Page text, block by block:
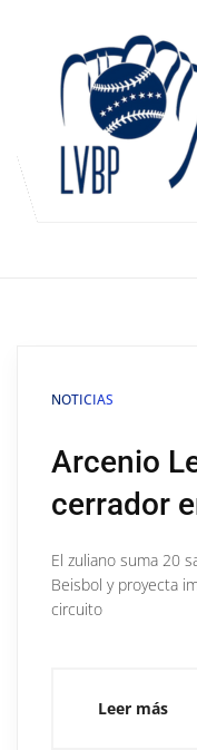
NOTICIAS
Arcenio
cerrador
El zuliano suma 20
Beisbol y proyecta
circuito
Leer más